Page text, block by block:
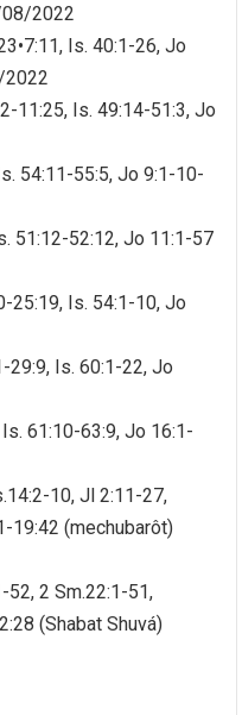
08/2022
Is. 40:1-26, Jo
2022
11:25, Is. 49:14-51:3, Jo
54:11-55:5, Jo 9:1-10-
51:12-52:12, Jo 11:1-57
25:19, Is. 54:1-10, Jo
29:9, Is. 60:1-22, Jo
61:10-63:9, Jo 16:1-
10, Jl 2:11-27,
19:42 (mechubarôt)
52, 2 Sm.22:1-51,
(Shabat Shuvá)